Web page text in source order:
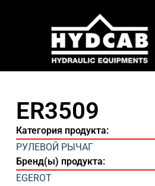
ER3509
Категория продукта:
РУЛЕВОЙ РЫЧАГ
Бренд(ы) продукта:
EGEROT